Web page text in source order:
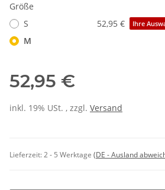
Größe
S
52,95 € Ihre
M
52,95 €
inkl. 19% USt. , zzgl. Versand
Lieferzeit:2 - 5 Werktage (DE - Ausland